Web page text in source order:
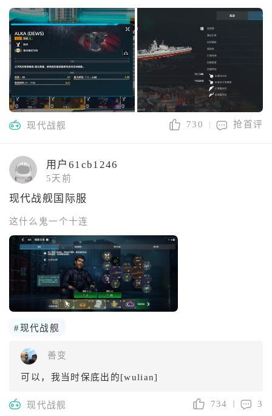
现代战舰 730 抢首评
用户61cb1246
5天前
现代战舰国际服
这什么鬼一个十连
#现代战舰
善变
可以，我当时保底出的[wulian]
现代战舰 734 3